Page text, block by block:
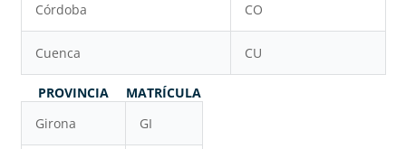
Córdoba CO
Cuenca CU
PROVINCIA
MATRÍCULA
Girona
GI